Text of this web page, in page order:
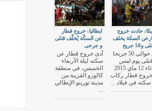
ايطاليا: خروج قطار
عن السكّة يُخلّف قتلى
و جرحى
أدى خروج قطار عن
سكته ليلة الأربعاء
الخميس، في منطقة
كالوزو القريبة من
مدينة تورينو الإيطالي
...
حادث خروج
السكة يخلف
وقع حوالى 50 جريحا
و5 قتلى يوم امس
الثلاثاء 12 ماي 2015
خروج قطار ركاب
في فيلاد ...